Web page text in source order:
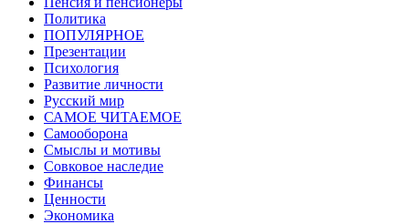
Политика
ПОПУЛЯРНОЕ
Презентации
Психология
Развитие личности
Русский мир
САМОЕ ЧИТАЕМОЕ
Самооборона
Смыслы и мотивы
Совковое наследие
Финансы
Ценности
Экономика